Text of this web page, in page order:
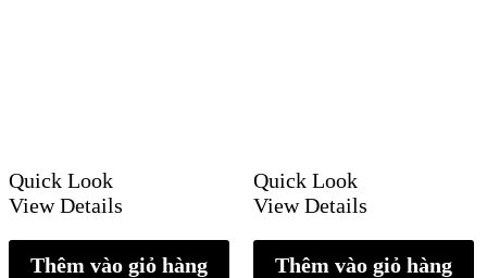
Quick Look
View Details
Thêm vào giỏ hàng
Quick Look
View Details
Thêm vào giỏ hàng